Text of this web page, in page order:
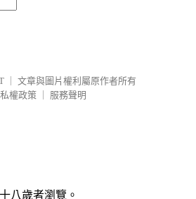
文章與圖片權利屬原作者所有
權政策
服務聲明
八歲者瀏覽。